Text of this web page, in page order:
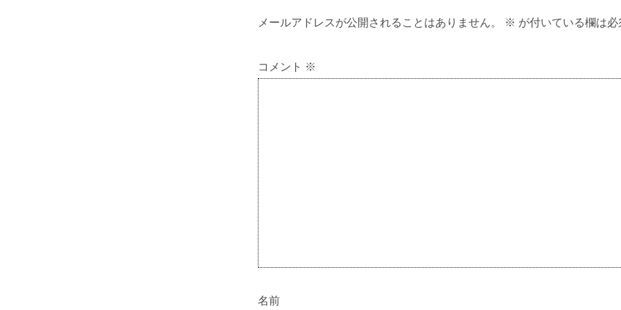
メールアドレスが公開されることはありません。 ※ が付いている欄は
コメント ※
名前